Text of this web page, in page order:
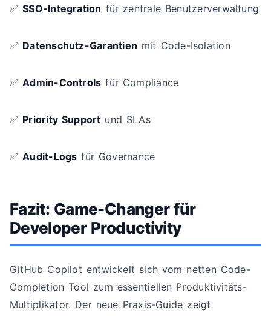
✅SSO-Integration für zentrale Benutzerverwaltung
✅ Datenschutz-Garantien mit Code-Isolation
✅Admin-Controls für Compliance
✅ Priority Support und SLAs
✅Audit-Logs für Governance
Fazit: Game-Changer für
Developer Productivity
GitHub Copilot entwickelt sich vom netten Code-
Completion Tool zum essentiellen Produktivitäts-
Multiplikator. Der neue Praxis-Guide zeigt